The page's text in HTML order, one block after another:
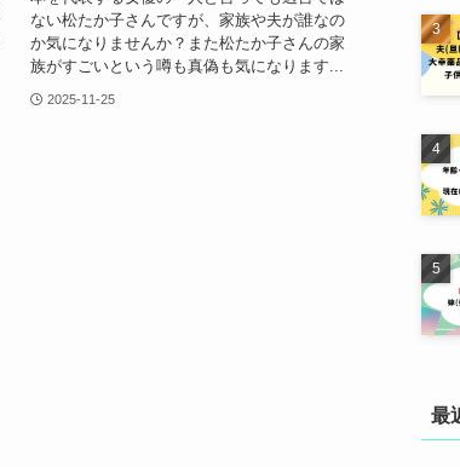
ない松たか子さんですが、家族や夫が誰なの
か気になりませんか？また松たか子さんの家
族がすごいという噂も真偽も気になります...
2025-11-25
最